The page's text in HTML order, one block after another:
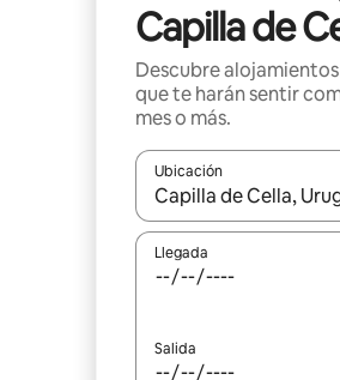
Capilla de
Descubre
que te harán sentir
mes o más.
Ubicación
Cuando los resultados
Llegada
Salida